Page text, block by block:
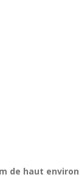
de haut environ